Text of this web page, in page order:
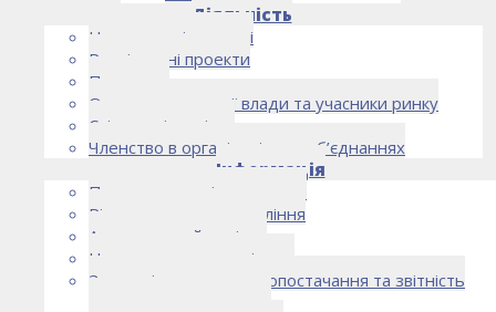
Діяльність
Напрямки діяльності
Реалізовані проекти
Партнери
Органи державної влади та учасники ринку
Спільна діяльність
Членство в організаціях та об’єднаннях
Інформація
Правоустановчі документи
Рішення органу управління
Аудиторський комітет
Нормативно-правові акти
Загальні умови електропостачання та звітність